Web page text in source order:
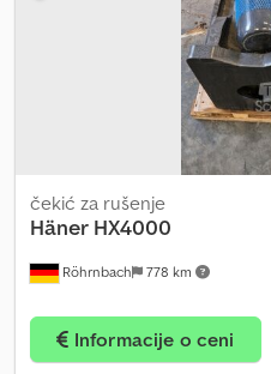
Röhrnbach 778 km
čekić za rušenje
Häner HX4000
Informacije o ceni